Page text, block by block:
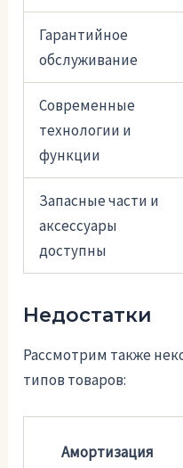
Гарантийное
обслуживание
Современные
технологии и
функции
Запасные части и
аксессуары
доступны
Недостатки
Рассмотрим также
типов товаров:
Амортизация